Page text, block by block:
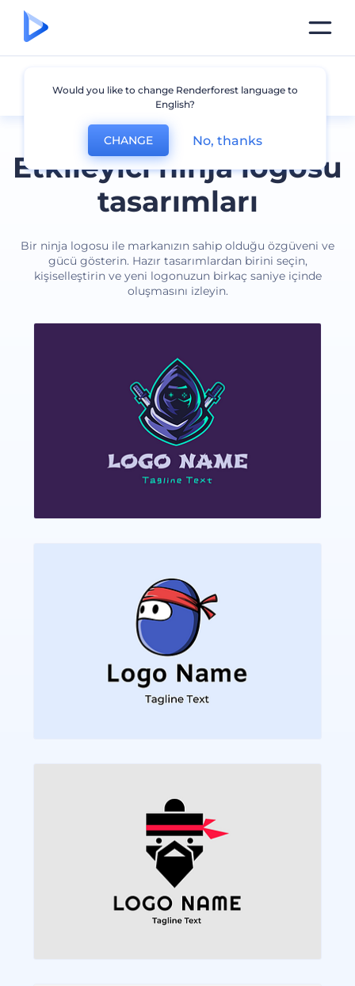
Etkileyici ninja logosu
tasarımları
Bir ninja logosu ile markanızın sahip olduğu özgüveni ve
gücü gösterin. Hazır tasarımlardan birini seçin,
kişiselleştirin ve yeni logonuzun birkaç saniye içinde
oluşmasını izleyin.
Ninja
Would you like to change Renderforest language to
English?
CHANGE No, thanks